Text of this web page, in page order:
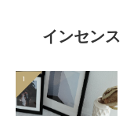
インセン
1